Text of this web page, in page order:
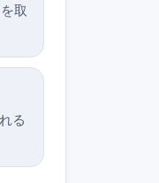
取
る